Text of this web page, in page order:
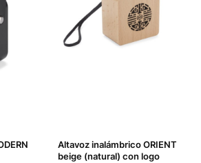
Altavoz inalámbrico ORIENT
beige (natural) con logo